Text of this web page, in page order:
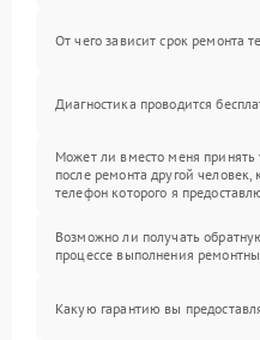
От чего зависит срок ремонта
Диагностика проводится
Может ли вместо меня принять
после ремонта другой человек,
телефон которого я
Возможно ли получать
процессе выполнения
Какую гарантию вы